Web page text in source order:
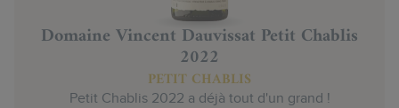
Domaine Vincent Dauvissat Petit Chablis
2022
PETIT CHABLIS
Petit Chablis 2022 a déjà tout d'un grand !